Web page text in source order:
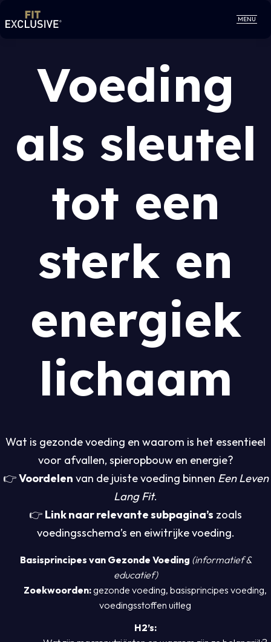
MENU
Voeding
als sleutel
tot een
sterk en
energiek
lichaam
Wat is gezonde voeding en waarom is het essentieel
voor afvallen, spieropbouw en energie?
👉Voordelen van de juiste voeding binnen Een Leven
Lang Fit.
👉 Link naar relevante subpagina’s zoals
voedingsschema’s en eiwitrijke voeding.
Basisprincipes van Gezonde Voeding (informatief &
educatief)
Zoekwoorden:gezonde voeding, basisprincipes voeding,
voedingsstoffen uitleg
H2’s: